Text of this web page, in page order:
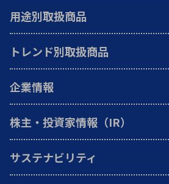
用途別取扱商品
トレンド別取扱商品
企業情報
株主・投資家情報（IR）
サステナビリティ